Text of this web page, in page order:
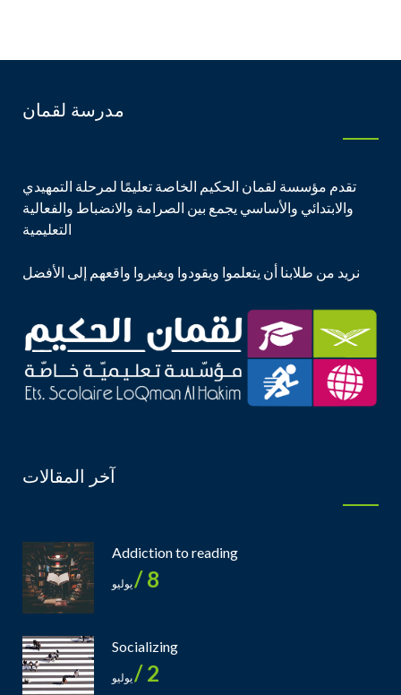
مدرسة لقمان
تقدم مؤسسة لقمان الحكيم الخاصة تعليمًا لمرحلة التمهيدي
والابتدائي والأساسي يجمع بين الصرامة والانضباط والفعالية
التعليمية
نريد من طلابنا أن يتعلموا ويقودوا ويغيروا واقعهم إلى الأفضل
آخر المقالات
Addiction to reading
8 / يوليو
Socializing
2 / يوليو